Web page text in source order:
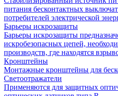
питания бесконтактных
потребителей электрической
Барьеры искрозащиты
Барьеры искрозащиты
искробезопасных цепей,
производств, где находятся
Кронштейны
Монтажные кронштейны для
Светоотражатели
Применяются для защитных